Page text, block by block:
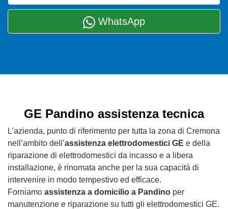
WhatsApp
GE Pandino assistenza tecnica
L’azienda, punto di riferimento per tutta la zona di Cremona
nell’ambito dell’assistenza elettrodomestici GE e della
riparazione di elettrodomestici da incasso e a libera
installazione, è rinomata anche per la sua capacità di
intervenire in modo tempestivo ed efficace.
Forniamo assistenza a domicilio a Pandino per
manutenzione e riparazione su tutti gli elettrodomestici GE.